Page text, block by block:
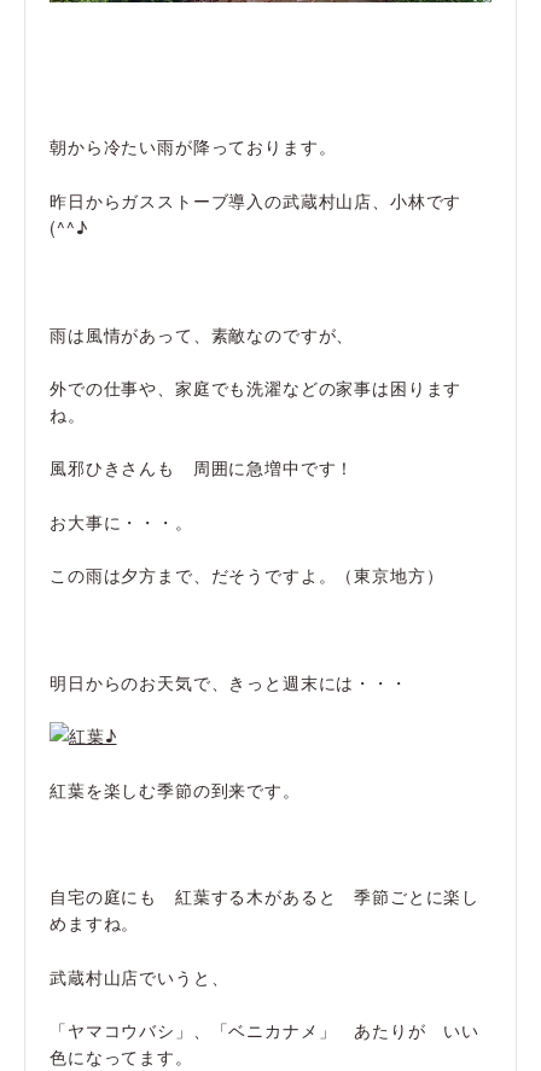
朝から冷たい雨が降っております。
昨日からガスストーブ導入の武蔵村山店、小林です
(^^♪
雨は風情があって、素敵なのですが、
外での仕事や、家庭でも洗濯などの家事は困ります
ね。
風邪ひきさんも 周囲に急増中です！
お大事に・・・。
この雨は夕方まで、だそうですよ。（東京地方）
明日からのお天気で、きっと週末には・・・
紅葉を楽しむ季節の到来です。
自宅の庭にも 紅葉する木があると 季節ごとに楽し
めますね。
武蔵村山店でいうと、
「ヤマコウバシ」、「ベニカナメ」 あたりが いい
色になってます。